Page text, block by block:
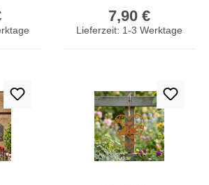
Gartenschild Deko
7,90 €
Lieferzeit: 1-3 Werktage